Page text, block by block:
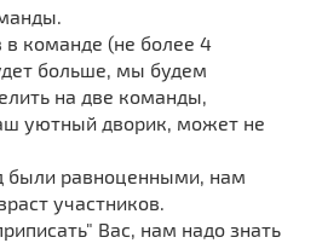
в команде (не более 4
больше, мы будем
на две команды,
уютный дворик, может не
были равноценными, нам
участников.
Вас, нам надо знать